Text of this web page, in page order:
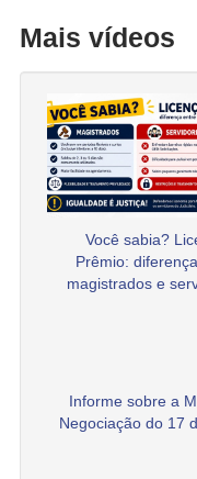
Mais vídeos
Você sabia?
Prêmio:
magistrados e
Informe sobre a
Negociação do 17